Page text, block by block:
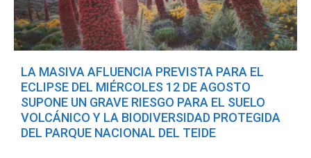
LA MASIVA AFLUENCIA PREVISTA PARA EL
ECLIPSE DEL MIÉRCOLES 12 DE AGOSTO
SUPONE UN GRAVE RIESGO PARA EL SUELO
VOLCÁNICO Y LA BIODIVERSIDAD PROTEGIDA
DEL PARQUE NACIONAL DEL TEIDE